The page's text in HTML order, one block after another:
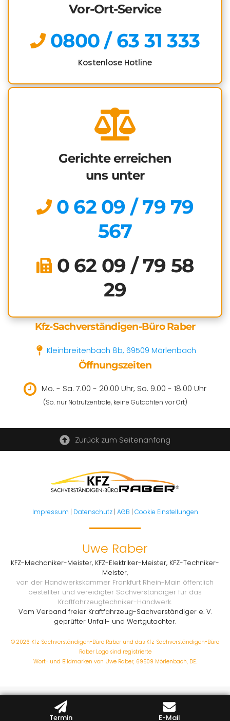
Vor-Ort-Service
0800 / 63 31 333
Kostenlose Hotline
Gerichte erreichen
uns unter
0 62 09 / 79 79
567
0 62 09 / 79 58
29
Kfz-Sachverständigen-Büro Raber
Kleinbreitenbach 8b, 69509 Mörlenbach
Öffnungszeiten
Mo. - Sa. 7.00 - 20.00 Uhr, So. 9.00 - 18.00 Uhr
(So. nur Notrufzentrale, keine Gutachten vor Ort)
Zurück zum Seitenanfang
Impressum | Datenschutz| AGB | Cookie Einstellungen
Uwe Raber
KFZ-Mechaniker-Meister, KFZ-Elektriker-Meister, KFZ-Techniker-
Meister,
von der Handwerkskammer Frankfurt Rhein-Main öffentlich
bestellter und vereidigter Sachverständiger für das
Kraftfahrzeugtechniker-Handwerk.
Vom Verband freier Kraftfahrzeug-Sachverständiger e. V.
geprüfter Unfall- und Wertgutachter.
© 2026 Kfz Sachverständigen-Büro Raber und das Kfz Sachverständigen-Büro
Raber Logo sind registrierte
Wort- und Bildmarken von Uwe Raber, 69509 Mörlenbach, DE.
Termin E-Mail